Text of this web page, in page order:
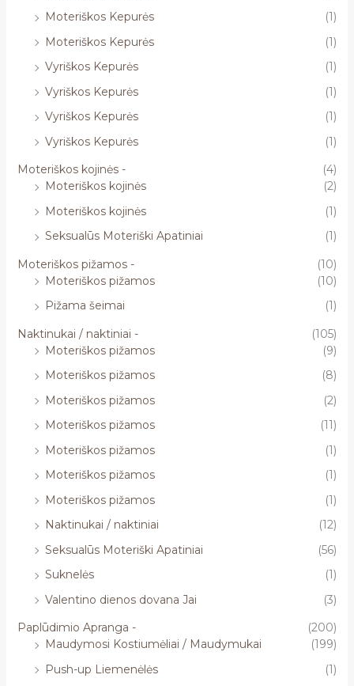
Moteriškos Kepurės
(1)
Moteriškos Kepurės
(1)
Vyriškos Kepurės
(1)
Vyriškos Kepurės
(1)
Vyriškos Kepurės
(1)
Vyriškos Kepurės
(1)
Moteriškos kojinės -
(4)
Moteriškos kojinės
(2)
Moteriškos kojinės
(1)
Seksualūs Moteriški Apatiniai
(1)
Moteriškos pižamos -
(10)
Moteriškos pižamos
(10)
Pižama šeimai
(1)
Naktinukai / naktiniai -
(105)
Moteriškos pižamos
(9)
Moteriškos pižamos
(8)
Moteriškos pižamos
(2)
Moteriškos pižamos
(11)
Moteriškos pižamos
(1)
Moteriškos pižamos
(1)
Moteriškos pižamos
(1)
Naktinukai / naktiniai
(12)
Seksualūs Moteriški Apatiniai
(56)
Suknelės
(1)
Valentino dienos dovana Jai
(3)
Paplūdimio Apranga -
(200)
Maudymosi Kostiumėliai / Maudymukai
(199)
Push-up Liemenėlės
(1)